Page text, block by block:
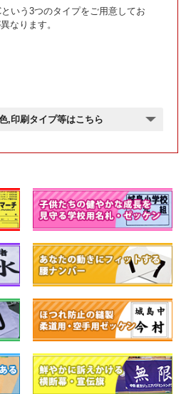
いう3つのタイプをご用意してお
なります。
,印刷タイプ等はこちら